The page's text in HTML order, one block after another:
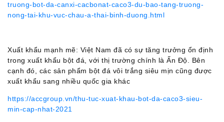
truong-bot-da-canxi-cacbonat-caco3-du-bao-tang-truong-
nong-tai-khu-vuc-chau-a-thai-binh-duong.html
Xuất khẩu mạnh mẽ: Việt Nam đã có sự tăng trưởng ổn định
trong xuất khẩu bột đá, với thị trường chính là Ấn Độ. Bên
cạnh đó, các sản phẩm bột đá vôi trắng siêu mịn cũng được
xuất khẩu sang nhiều quốc gia khác​
https://accgroup.vn/thu-tuc-xuat-khau-bot-da-caco3-sieu-
min-cap-nhat-2021